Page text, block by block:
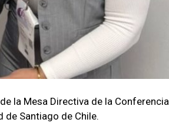
la Mesa Directiva de la Conferencia
de Santiago de Chile.